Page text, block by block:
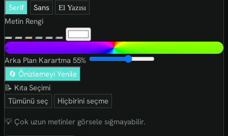
Serif
Sans El Yazısı
Metin Rengi
+
Arka Plan Karartma 55%
🔄 Önizlemeyi Yenile
📝 Kıta Seçimi
Tümünü seç
Hiçbirini seçme
💡 Çok uzun metinler görsele sığmayabilir.